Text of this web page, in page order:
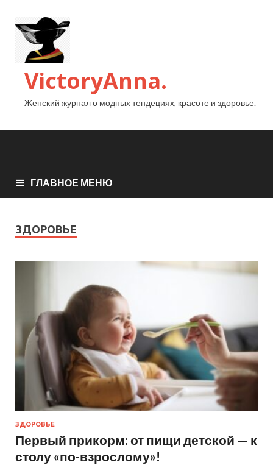
VictoryAnna.
Женский журнал о модных тендециях, красоте и здоровье.
ГЛАВНОЕ МЕНЮ
ЗДОРОВЬЕ
ЗДОРОВЬЕ
Первый прикорм: от пищи детской — к
столу «по-взрослому»!